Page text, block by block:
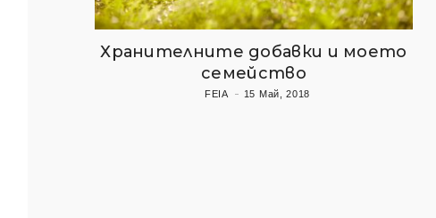
Хранителните добавки и моето
семейство
FEIA 15 Май, 2018